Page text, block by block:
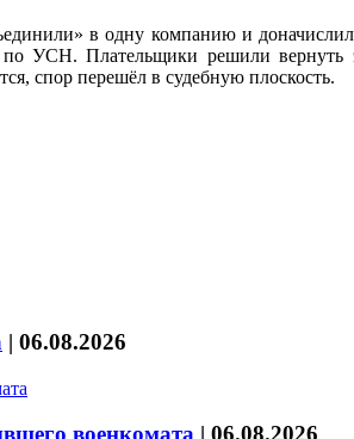
в одну компанию и
УСН. Плательщики решили
спор перешёл в судебную плоскость.
| 06.08.2026